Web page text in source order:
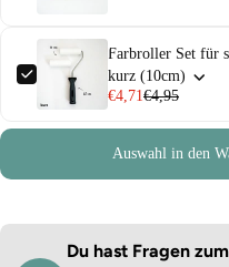
Farbroller Set für
kurz (10cm)
€4,71€4,95
Auswahl in den
Du hast Fragen